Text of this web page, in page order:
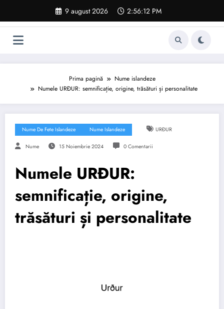
conținut
9 august 2026 2:56:13 PM
Prima pagină
Nume islandeze
Numele URÐUR: semnificație, origine, trăsături și personalitate
Nume De Fete Islandeze Nume Islandeze URÐUR
Nume 15 Noiembrie 2024 0 Comentarii
Numele URÐUR:
semnificație, origine,
trăsături și personalitate